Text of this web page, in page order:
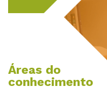
Áreas do
conhecimento